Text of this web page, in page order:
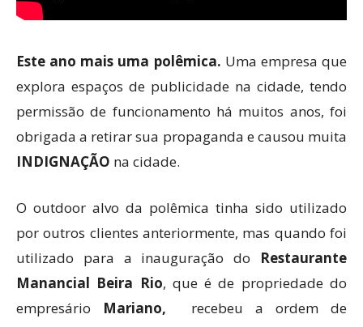
Este ano mais uma polêmica. Uma empresa que
explora espaços de publicidade na cidade, tendo
permissão de funcionamento há muitos anos, foi
obrigada a retirar sua propaganda e causou muita
INDIGNAÇÃO na cidade.
O outdoor alvo da polêmica tinha sido utilizado
por outros clientes anteriormente, mas quando foi
utilizado para a inauguração do Restaurante
Manancial Beira Rio, que é de propriedade do
empresário Mariano,
recebeu a ordem de